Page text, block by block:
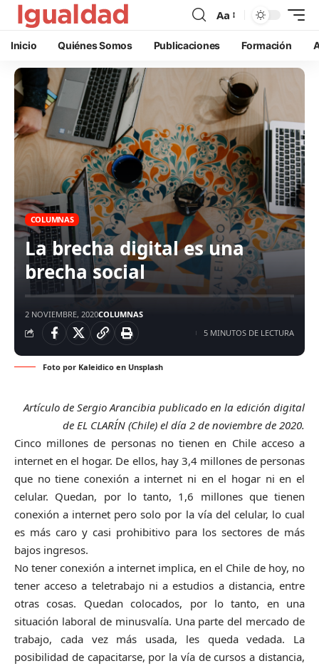
Aa
Inicio Quiénes Somos Publicaciones Formación
COLUMNAS
La brecha digital es una
brecha social
2 NOVIEMBRE, 2020COLUMNAS
5 MINUTOS DE LECTURA
Foto por Kaleidico en Unsplash
Artículo de Sergio Arancibia publicado en la edición digital
de EL CLARÍN (Chile) el día 2 de noviembre de 2020.
Cinco millones de personas no tienen en Chile acceso a
internet en el hogar. De ellos, hay 3,4 millones de personas
que no tiene conexión a internet ni en el hogar ni en el
celular. Quedan, por lo tanto, 1,6 millones que tienen
conexión a internet pero solo por la vía del celular, lo cual
es más caro y casi prohibitivo para los sectores de más
bajos ingresos.
No tener conexión a internet implica, en el Chile de hoy, no
tener acceso a teletrabajo ni a estudios a distancia, entre
otras cosas. Quedan colocados, por lo tanto, en una
situación laboral de minusvalía. Una parte del mercado de
trabajo, cada vez más usada, les queda vedada. La
posibilidad de capacitarse, por la vía de cursos a distancia,